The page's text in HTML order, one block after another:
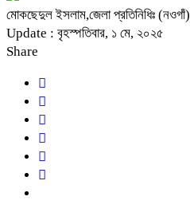
মোকছেদুল ইসলাম,জেলা প্রতিনিধিঃ (নওগাঁ)
Update : বৃহস্পতিবার, ১ মে, ২০২৫
Share